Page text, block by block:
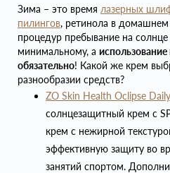
Зима – это время лазерных
пилингов, ретинола в домашнем
процедур пребывание на
минимальному, а
обязательно! Какой же крем
разнообразии средств?
ZO Skin Health Oclipse
солнцезащитный крем с
крем с нежирной
эффективную защиту во
занятий спортом.